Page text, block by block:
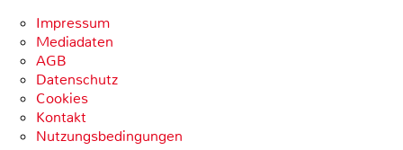
Impressum
Mediadaten
AGB
Datenschutz
Cookies
Kontakt
Nutzungsbedingungen